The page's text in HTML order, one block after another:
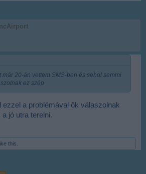
már 20-án vettem SMS-ben és sehol semmi
ez szép
ezzel a problémával ők válaszolnak
jó utra terelni.
this.